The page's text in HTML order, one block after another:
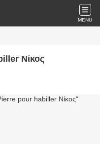
MENU
Νίκος